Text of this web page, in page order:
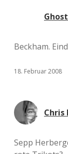
Beckham.
18. Februar 2008
Chris
Sepp